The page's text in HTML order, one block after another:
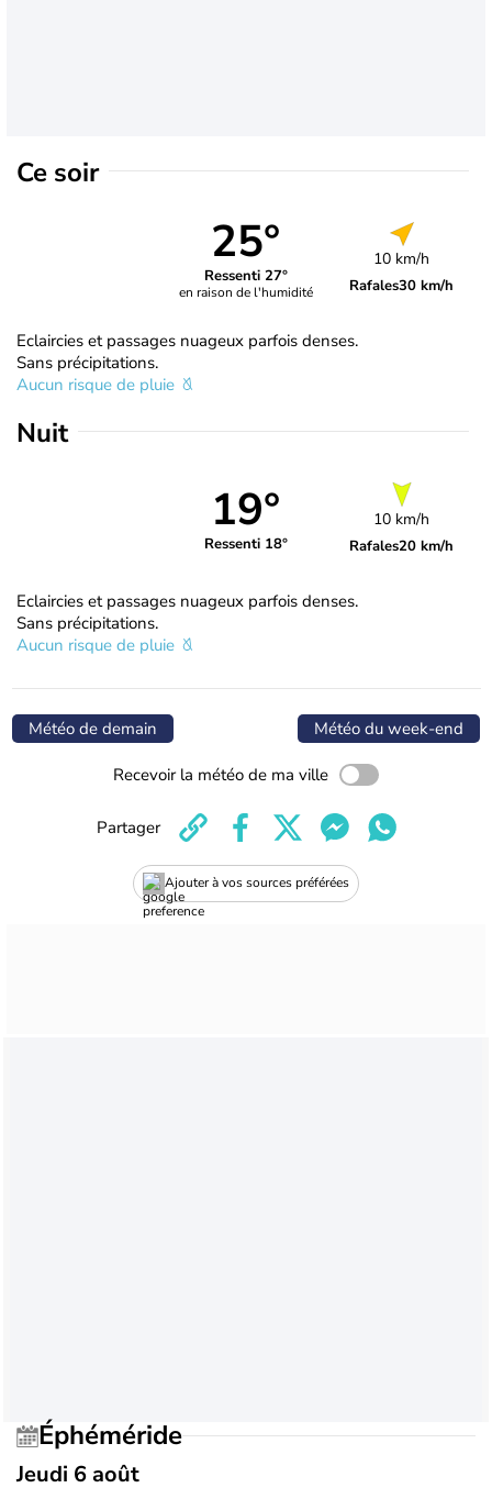
Ce soir
25°
Ressenti 27°
en raison de l'humidité
10 km/h
Rafales30 km/h
Eclaircies et passages nuageux parfois denses.
Sans précipitations.
Aucun risque de pluie
Nuit
19°
Ressenti 18°
10 km/h
Rafales20 km/h
Eclaircies et passages nuageux parfois denses.
Sans précipitations.
Aucun risque de pluie
Météo de demain Météo du week-end
Recevoir la météo de ma ville
Ajouter à vos sources préférées
Partager
Éphéméride
Jeudi 6 août